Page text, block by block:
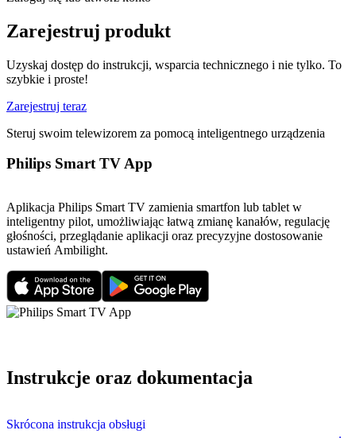
Zarejestruj produkt
Uzyskaj dostęp do instrukcji, wsparcia technicznego i nie tylko. To
szybkie i proste!
Zarejestruj teraz
Steruj swoim telewizorem za pomocą inteligentnego urządzenia
Philips Smart TV App
Aplikacja Philips Smart TV zamienia smartfon lub tablet w
inteligentny pilot, umożliwiając łatwą zmianę kanałów, regulację
głośności, przeglądanie aplikacji oraz precyzyjne dostosowanie
ustawień Ambilight.
Instrukcje oraz dokumentacja
Skrócona instrukcja obsługi